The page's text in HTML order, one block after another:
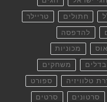
חתולים טריילר
להדפסה
מכוניות
משחקים
טלוויזיה ספורט
סרטונים סרטים